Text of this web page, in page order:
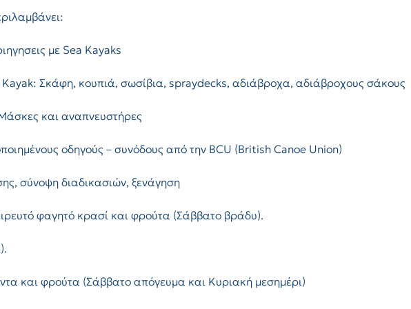
με Sea Kayaks
Σκάφη, κουπιά, σωσίβια, spraydecks, αδιάβροχα, αδιάβροχους σάκους
και αναπνευστήρες
οδηγούς – συνόδους από την BCU (British Canoe Union)
σύνοψη διαδικασιών, ξενάγηση
φαγητό κρασί και φρούτα (Σάββατο βράδυ).
και φρούτα (Σάββατο απόγευμα και Κυριακή μεσημέρι)